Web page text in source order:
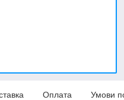
Оплата Умови